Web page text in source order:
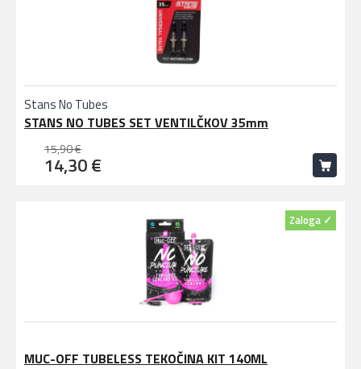
Stans No Tubes
STANS NO TUBES SET VENTILČKOV 35mm
15,90 €
14,30 €
Zaloga ✓
MUC-OFF TUBELESS TEKOČINA KIT 140ML